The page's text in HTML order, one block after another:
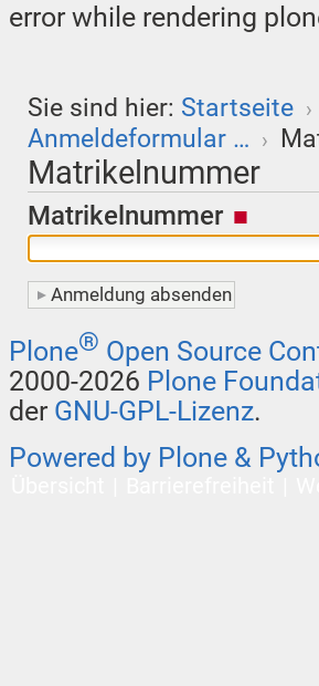
error while rendering
Sie sind hier: Startseite ›
Anmeldeformular … ›
Matrikelnummer
Matrikelnummer
Plone® Open Source
2000-2026 Plone
der GNU-GPL-Lizenz.
Powered by Plone &